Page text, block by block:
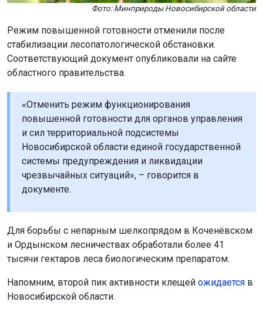
Фото: Минприроды Новосибирской области
Режим повышенной готовности отменили после
стабилизации лесопатологической обстановки.
Соответствующий документ опубликовали на сайте
областного правительства.
«Отменить режим функционирования
повышенной готовности для органов управления
и сил территориальной подсистемы
Новосибирской области единой государственной
системы предупреждения и ликвидации
чрезвычайных ситуаций», – говорится в
документе.
Для борьбы с непарным шелкопрядом в Коченёвском
и Ордынском лесничествах обработали более 41
тысячи гектаров леса биологическим препаратом.
Напомним, второй пик активности клещей ожидается в
Новосибирской области.